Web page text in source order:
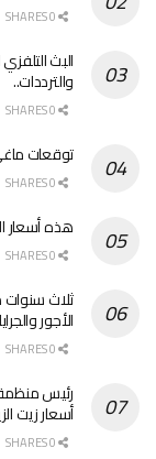
البث
والترددات..
توقعات ماغي فرح للأبراج
هذه أسعار
ثلاث سنوات
الأجور
رئيس منظمة
أسعار زيت